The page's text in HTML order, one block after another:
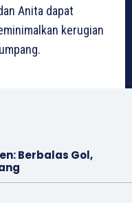
Anita dapat
kerugian
Berbalas Gol,